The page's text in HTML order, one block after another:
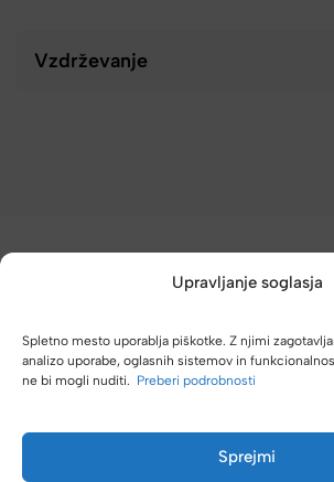
Upravljanje soglasja
Spletno mesto uporablja piškotke. Z njimi
analizo uporabe, oglasnih sistemov in
ne bi mogli nuditi. Preberi podrobnosti
Sprejmi
Vzdrževanje
Kupci nas hvalijo zaradi hitre dostave,